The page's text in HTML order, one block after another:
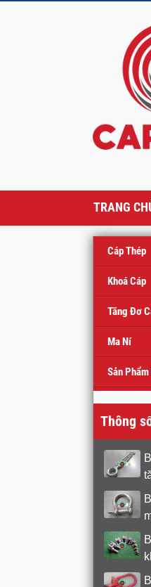
TRANG
Cáp Thép
Khoá Cáp
Tăng Đơ
Ma Ní
Sản
Thông